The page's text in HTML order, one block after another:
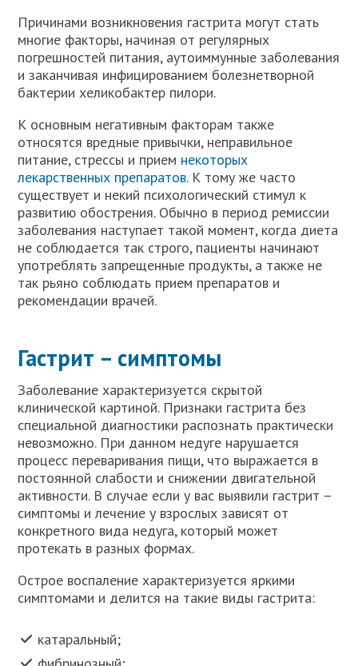
Причинами возникновения гастрита могут стать
многие факторы, начиная от регулярных
погрешностей питания, аутоиммунные заболевания
и заканчивая инфицированием болезнетворной
бактерии хеликобактер пилори.
К основным негативным факторам также
относятся вредные привычки, неправильное
питание, стрессы и прием некоторых
лекарственных препаратов. К тому же часто
существует и некий психологический стимул к
развитию обострения. Обычно в период ремиссии
заболевания наступает такой момент, когда диета
не соблюдается так строго, пациенты начинают
употреблять запрещенные продукты, а также не
так рьяно соблюдать прием препаратов и
рекомендации врачей.
Гастрит – симптомы
Заболевание характеризуется скрытой
клинической картиной. Признаки гастрита без
специальной диагностики распознать практически
невозможно. При данном недуге нарушается
процесс переваривания пищи, что выражается в
постоянной слабости и снижении двигательной
активности. В случае если у вас выявили гастрит –
симптомы и лечение у взрослых зависят от
конкретного вида недуга, который может
протекать в разных формах.
Острое воспаление характеризуется яркими
симптомами и делится на такие виды гастрита:
катаральный;